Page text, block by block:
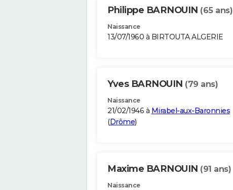
Philippe BARNOUIN (65 ans)
Naissance
13/07/1960 à BIRTOUTA ALGERIE
Yves BARNOUIN (79 ans)
Naissance
21/02/1946 à Mirabel-aux-Baronnies
(Drôme)
Maxime BARNOUIN (91 ans)
Naissance